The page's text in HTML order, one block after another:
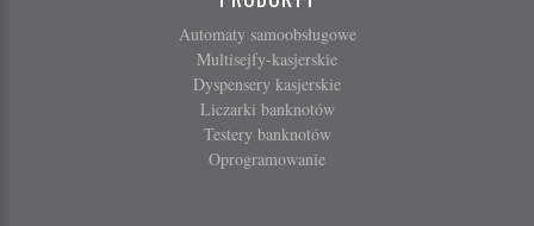
Automaty samoobsługowe
Multisejfy-kasjerskie
Dyspensery kasjerskie
Liczarki banknotów
Testery banknotów
Oprogramowanie